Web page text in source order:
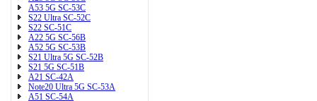
A53 5G SC-53C
S22 Ultra SC-52C
S22 SC-51C
A22 5G SC-56B
A52 5G SC-53B
S21 Ultra 5G SC-52B
S21 5G SC-51B
A21 SC-42A
Note20 Ultra 5G SC-53A
A51 SC-54A